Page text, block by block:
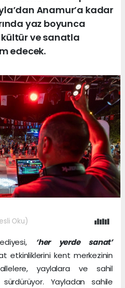
Anamur’a kadar
yaz boyunca
ve sanatla
edecek.
Oku)
‘her yerde sanat’
etkinliklerini kent merkezinin
yaylalara ve sahil
sürdürüyor. Yayladan sahile